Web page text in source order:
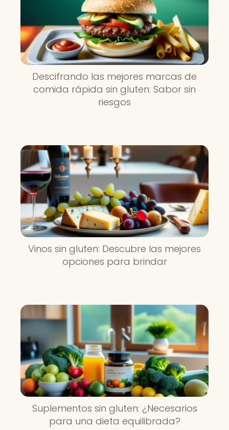
Descifrando las mejores marcas de
comida rápida sin gluten: Sabor sin
riesgos
Vinos sin gluten: Descubre las mejores
opciones para brindar
Suplementos sin gluten: ¿Necesarios
para una dieta equilibrada?